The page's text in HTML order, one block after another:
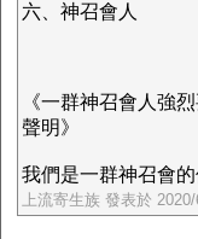
六、神召會人
《一群神召會人強
聲明》
我們是一群神召會
上流寄生族 發表於